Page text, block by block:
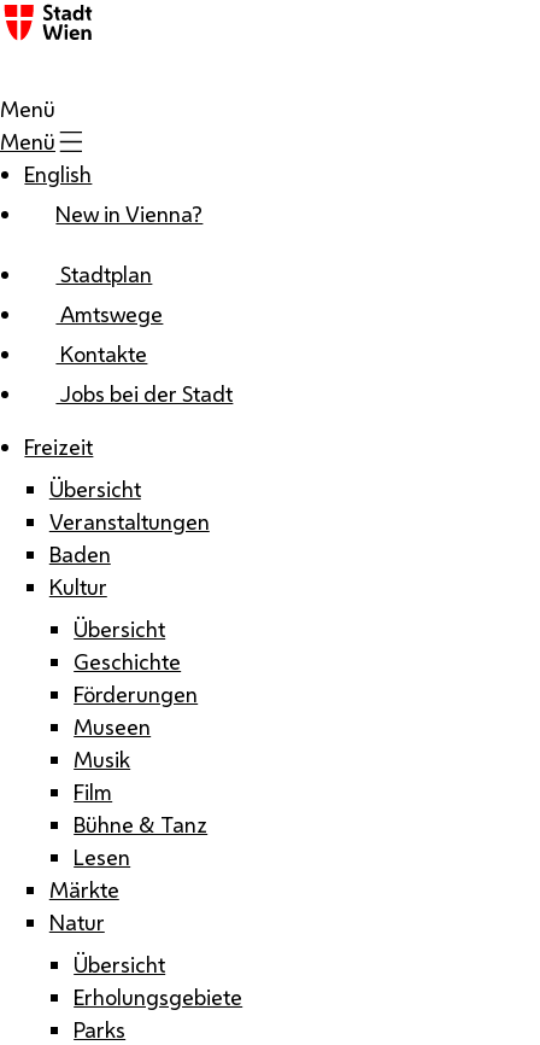
Zum Inhalt
Menü
Menü
English
New in Vienna?
Stadtplan
Amtswege
Kontakte
Jobs bei der Stadt
Freizeit
Übersicht
Veranstaltungen
Baden
Kultur
Übersicht
Geschichte
Förderungen
Museen
Musik
Film
Bühne & Tanz
Lesen
Märkte
Natur
Übersicht
Erholungsgebiete
Parks